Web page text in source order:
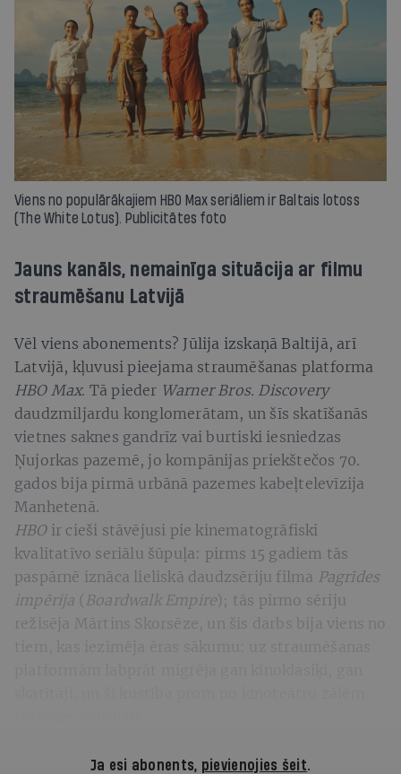
Viens no populārākajiem HBO Max seriāliem ir Baltais lotoss
(The White Lotus). Publicitātes foto
Jauns kanāls, nemainīga situācija ar filmu
straumēšanu Latvijā
Vēl viens abonements? Jūlija izskaņā Baltijā, arī
Latvijā, kļuvusi pieejama straumēšanas platforma
HBO Max. Tā pieder Warner Bros. Discovery
daudzmiljardu konglomerātam, un šīs skatīšanās
vietnes saknes gandrīz vai burtiski iesniedzas
Ņujorkas pazemē, jo kompānijas priekštečos 70.
gados bija pirmā urbānā pazemes kabeļtelevīzija
Manhetenā.
HBOir cieši stāvējusi pie kinematogrāfiski
kvalitatīvo seriālu šūpuļa: pirms 15 gadiem tās
paspārnē iznāca lieliskā daudzsēriju filma Pagrīdes
impērija ( Boardwalk Empire); tās pirmo sēriju
režisēja Mārtins Skorsēze, un šis darbs bija viens no
Ja esi abonents, pievienojies šeit.